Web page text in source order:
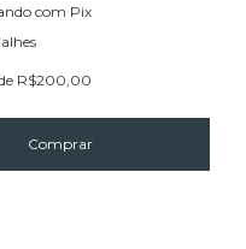
com Pix
R$200,00